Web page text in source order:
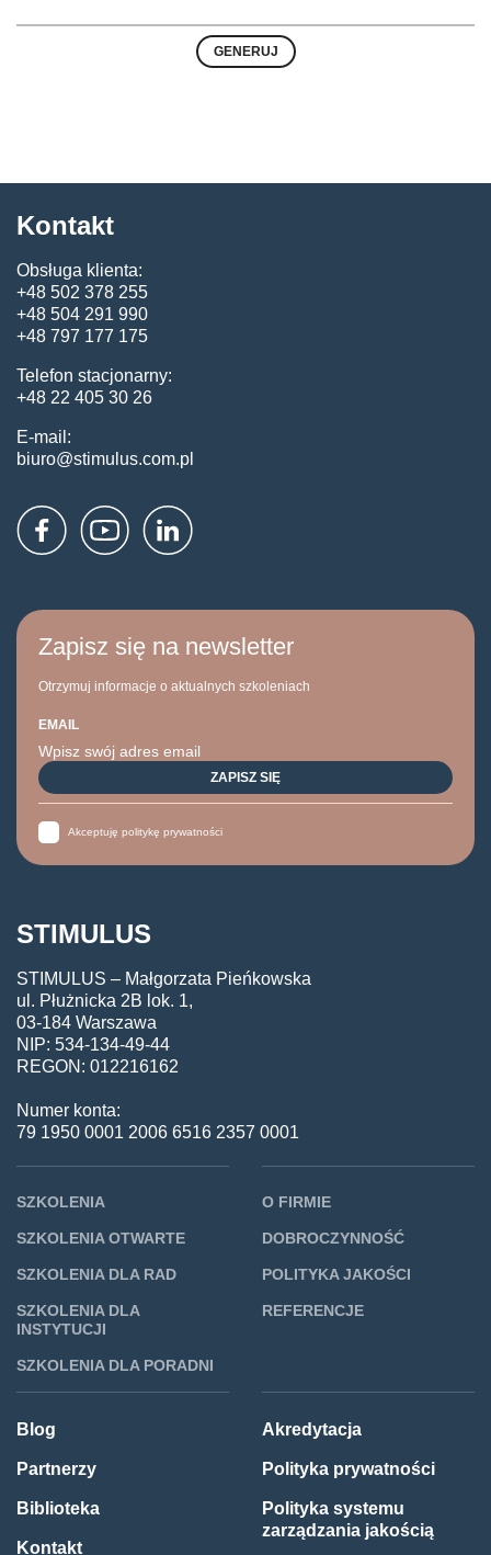
Kontakt
Obsługa klienta:
+48 502 378 255
+48 504 291 990
+48 797 177 175
Telefon stacjonarny:
+48 22 405 30 26
E-mail:
biuro@stimulus.com.pl
Zapisz się na newsletter
Otrzymuj informacje o aktualnych szkoleniach
EMAIL
Akceptuję politykę prywatności
STIMULUS
STIMULUS – Małgorzata Pieńkowska
ul. Płużnicka 2B lok. 1,
03-184 Warszawa
NIP: 534-134-49-44
REGON: 012216162
Numer konta:
79 1950 0001 2006 6516 2357 0001
SZKOLENIA
SZKOLENIA OTWARTE
SZKOLENIA DLA RAD
SZKOLENIA DLA
INSTYTUCJI
SZKOLENIA DLA PORADNI
O FIRMIE
DOBROCZYNNOŚĆ
POLITYKA JAKOŚCI
REFERENCJE
Blog
Partnerzy
Biblioteka
Kontakt
Akredytacja
Polityka prywatności
Polityka systemu
zarządzania jakością